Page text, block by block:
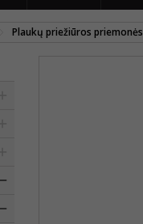
Plaukų priežiūros priemonės